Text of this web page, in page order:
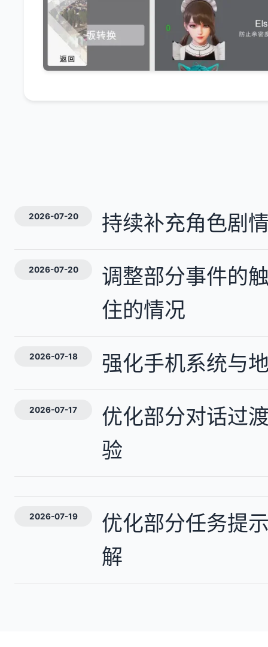
2026-07-20 持续补充角色剧
2026-07-20
调整部分事件的
住的情况
2026-07-18 强化手机系统与
2026-07-17
优化部分对话过
验
2026-07-19
优化部分任务提
解